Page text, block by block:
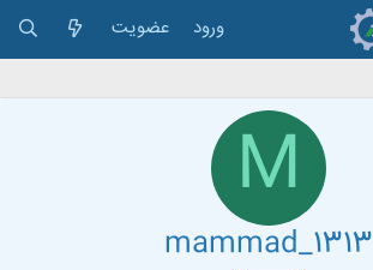
ورود عضویت
M
mammad_1313